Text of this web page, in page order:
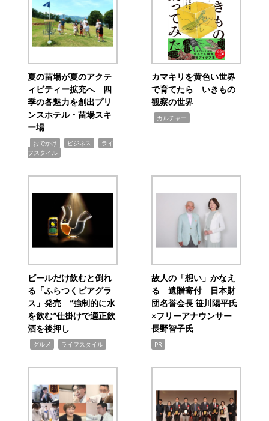
夏の苗場が夏のアクテ
ィビティー拡充へ 四
季の各魅力を創出プリ
ンスホテル・苗場スキ
ー場
おでかけ ビジネス
ライ
フスタイル
カマキリを黄色い世界
で育てたら いきもの
観察の世界
カルチャー
ビールだけ飲むと倒れ
る「ふらつくビアグラ
ス」発売 “強制的に水
を飲む”仕掛けで適正飲
酒を後押し
グルメ ライフスタイル
故人の「想い」かなえ
る 遺贈寄付 日本財
団名誉会長 笹川陽平氏
×フリーアナウンサー
長野智子氏
PR